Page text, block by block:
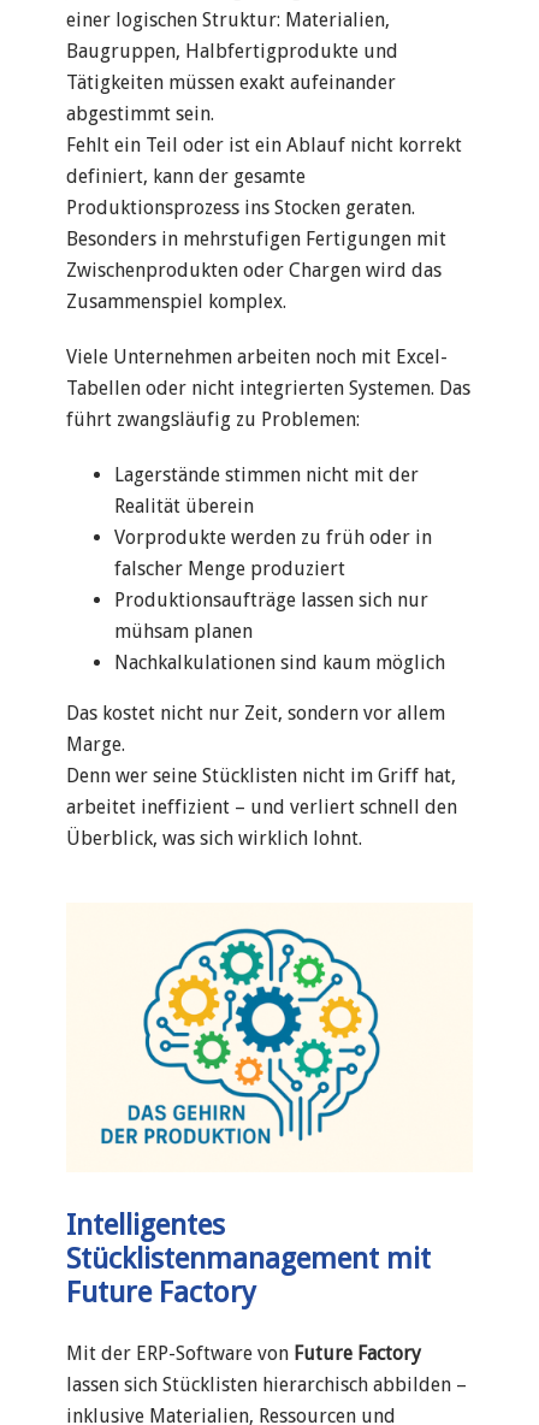
einer logischen Struktur: Materialien,
Baugruppen, Halbfertigprodukte und
Tätigkeiten müssen exakt aufeinander
abgestimmt sein.
Fehlt ein Teil oder ist ein Ablauf nicht korrekt
definiert, kann der gesamte
Produktionsprozess ins Stocken geraten.
Besonders in mehrstufigen Fertigungen mit
Zwischenprodukten oder Chargen wird das
Zusammenspiel komplex.
Viele Unternehmen arbeiten noch mit Excel-
Tabellen oder nicht integrierten Systemen. Das
führt zwangsläufig zu Problemen:
Lagerstände stimmen nicht mit der
Realität überein
Vorprodukte werden zu früh oder in
falscher Menge produziert
Produktionsaufträge lassen sich nur
mühsam planen
Nachkalkulationen sind kaum möglich
Das kostet nicht nur Zeit, sondern vor allem
Marge.
Denn wer seine Stücklisten nicht im Griff hat,
arbeitet ineffizient – und verliert schnell den
Überblick, was sich wirklich lohnt.
Intelligentes
Stücklistenmanagement mit
Future Factory
Mit der ERP-Software von Future Factory
lassen sich Stücklisten hierarchisch abbilden –
inklusive Materialien, Ressourcen und